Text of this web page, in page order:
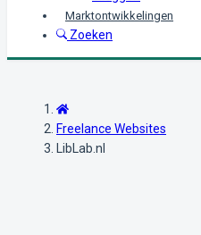
Marktontwikkelingen
Zoeken
Freelance Websites
LibLab.nl